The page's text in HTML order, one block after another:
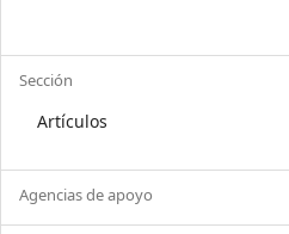
Sección
Artículos
Agencias de apoyo